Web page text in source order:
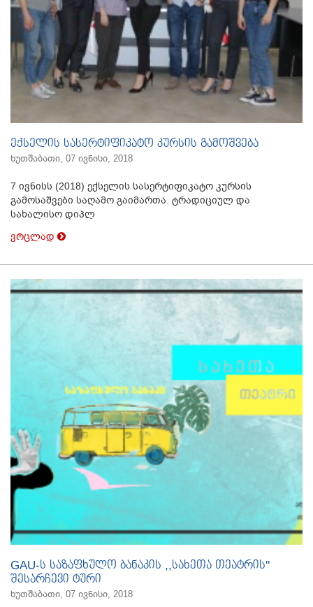
ექსელის სასერტიფიკატო კურსის გამოშვება
ხუთშაბათი, 07 ივნისი, 2018
7 ივნისს (2018) ექსელის სასერტიფიკატო კურსის
გამოსაშვები საღამო გაიმართა. ტრადიციულ და
სახალისო დიპლ
ვრცლად
GAU-ს საზაფხულო ბანაკის ,,სახეთა თეატრის''
შესარჩევი ტური
ხუთშაბათი, 07 ივნისი, 2018